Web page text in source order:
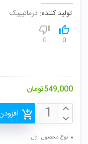
تولید کننده: درماتیپیک
0
0
549,000تومان
نوع محصول : ژل